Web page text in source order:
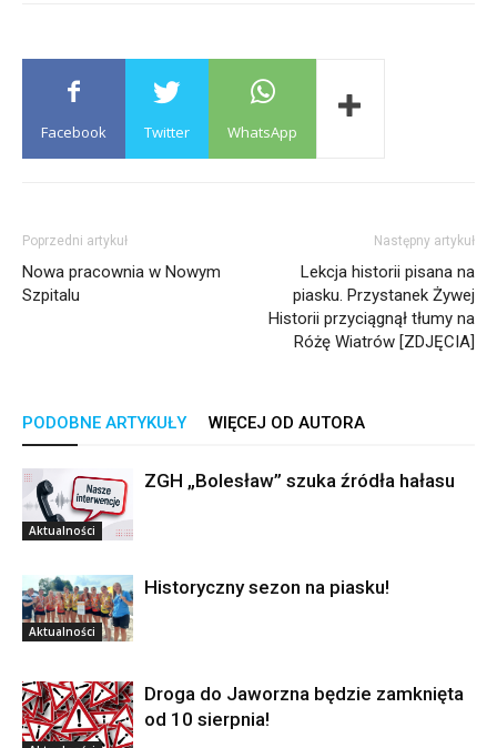
Facebook Twitter WhatsApp
Poprzedni artykuł
Nowa pracownia w Nowym
Szpitalu
Następny artykuł
Lekcja historii pisana na
piasku. Przystanek Żywej
Historii przyciągnął tłumy na
Różę Wiatrów [ZDJĘCIA]
PODOBNE ARTYKUŁY WIĘCEJ OD AUTORA
Aktualności
ZGH „Bolesław” szuka źródła hałasu
Aktualności
Historyczny sezon na piasku!
Droga do Jaworzna będzie zamknięta
od 10 sierpnia!